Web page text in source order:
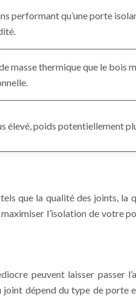
performant qu’une porte
masse thermique que le bois
élevé, poids potentiellement
que la qualité des joints, la
l’isolation de votre
peuvent laisser passer
dépend du type de porte